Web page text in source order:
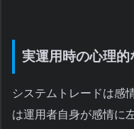
実運用時の心理的
システムトレードは感
は運用者自身が感情に